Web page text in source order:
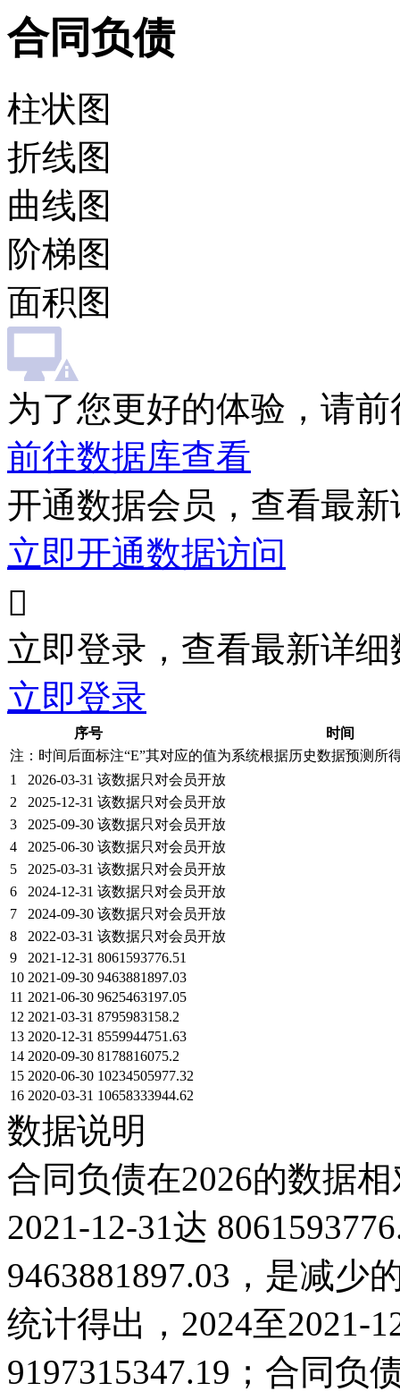
合同负债
柱状图
折线图
曲线图
阶梯图
面积图
为了您更好的体验，请
前往数据库查看
开通数据会员，查看最
立即开通数据访问

立即登录，查看最新详细
立即登录
序号
时间
注：时间后面标注“E”其对应的值为系统根据历史数据预测所
1
2026-03-31 该数据只对会员开放
2
2025-12-31 该数据只对会员开放
3
2025-09-30 该数据只对会员开放
4
2025-06-30 该数据只对会员开放
5
2025-03-31 该数据只对会员开放
6
2024-12-31 该数据只对会员开放
7
2024-09-30 该数据只对会员开放
8
2022-03-31 该数据只对会员开放
9
2021-12-31 8061593776.51
10 2021-09-30 9463881897.03
11 2021-06-30 9625463197.05
12 2021-03-31 8795983158.2
13 2020-12-31 8559944751.63
14 2020-09-30 8178816075.2
15 2020-06-30 10234505977.32
16 2020-03-31 10658333944.62
数据说明
合同负债在2026的数据
2021-12-31达
9463881897.03，是减少
统计得出，2024至2021-
9197315347.19；合同负